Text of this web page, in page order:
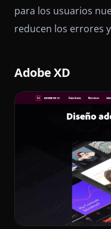
para los usuarios
reducen los errores
Adobe XD